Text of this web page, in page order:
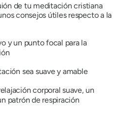
de tu meditación cristiana
consejos útiles respecto a la
y un punto focal para la
sea suave y amable
corporal suave, un
patrón de respiración